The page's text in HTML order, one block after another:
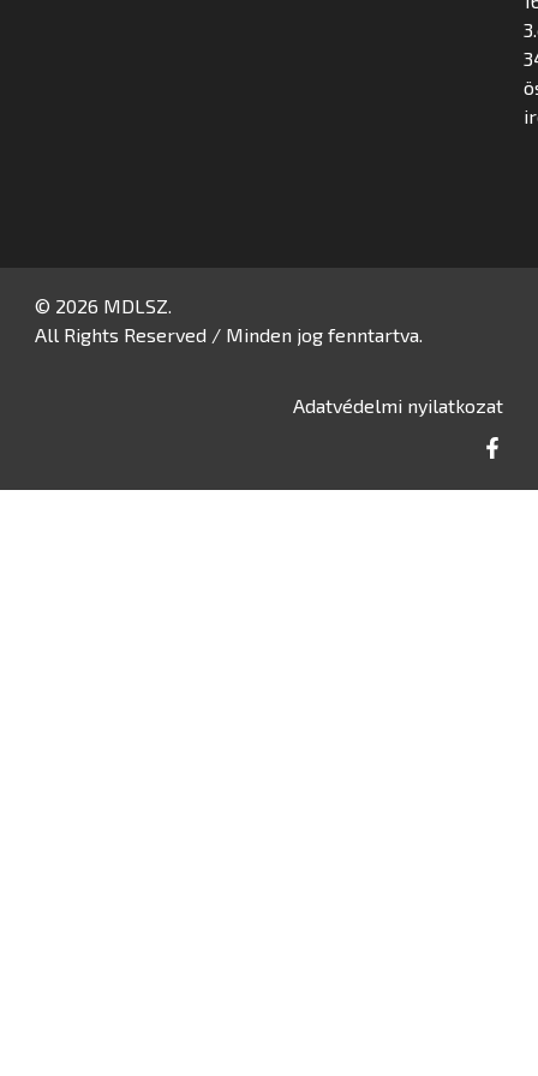
© 2026 MDLSZ.
All Rights Reserved / Minden jog fenntartva.
Adatvédelmi nyilatkozat